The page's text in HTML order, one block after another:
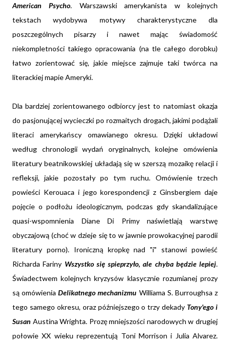
American Psycho. Warszawski amerykanista w kolejnych
tekstach wydobywa motywy charakterystyczne dla
poszczególnych pisarzy i nawet mając świadomość
niekompletności takiego opracowania (na tle całego dorobku)
łatwo zorientować się, jakie miejsce zajmuje taki twórca na
literackiej mapie Ameryki.
Dla bardziej zorientowanego odbiorcy jest to natomiast okazja
do pasjonującej wycieczki po rozmaitych drogach, jakimi podążali
literaci amerykańscy omawianego okresu. Dzięki układowi
według chronologii wydań oryginalnych, kolejne omówienia
literatury beatnikowskiej układają się w szerszą mozaikę relacji i
refleksji, jakie pozostały po tym ruchu. Omówienie trzech
powieści Kerouaca i jego korespondencji z Ginsbergiem daje
pojęcie o podłożu ideologicznym, podczas gdy skandalizujące
quasi-wspomnienia Diane Di Primy naświetlają warstwę
obyczajową (choć w dzieje się to w jawnie prowokacyjnej parodii
literatury porno). Ironiczną kropkę nad "i" stanowi powieść
Richarda Fariny Wszystko się spieprzyło, ale chyba będzie lepiej.
Świadectwem kolejnych kryzysów klasycznie rozumianej prozy
są omówieniaDelikatnego mechanizmu Williama S. Burroughsa z
tego samego okresu, oraz późniejszego o trzy dekadyTony'ego i
Susan Austina Wrighta. Prozę mniejszości narodowych w drugiej
połowie XX wieku reprezentują Toni Morrison i Julia Alvarez.